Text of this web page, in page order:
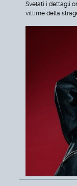
Svelati i dettagli
vittime della